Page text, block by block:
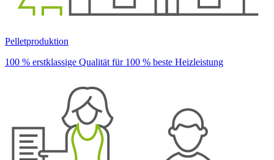
Pelletproduktion
100 % erstklassige Qualität für 100 % beste Heizleistung